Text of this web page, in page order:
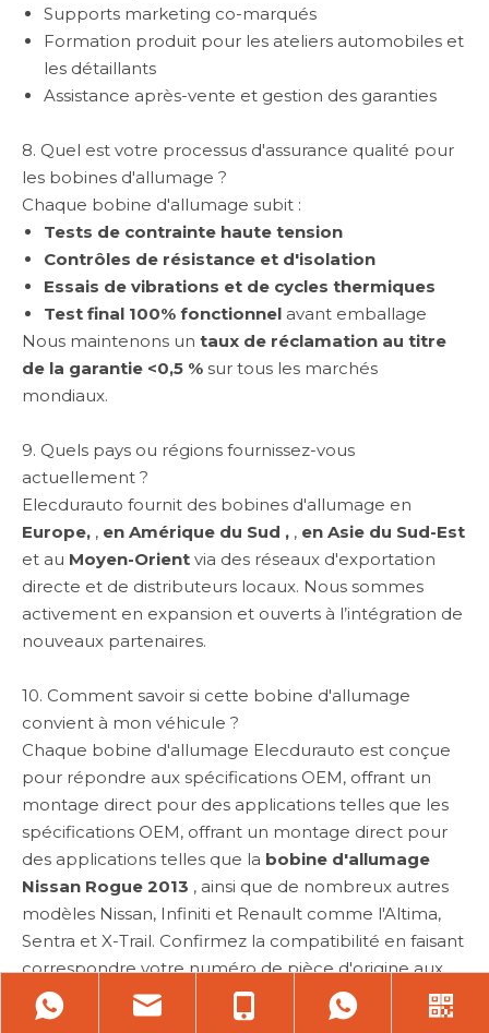
Supports marketing co-marqués
Formation produit pour les ateliers automobiles et
les détaillants
Assistance après-vente et gestion des garanties
8. Quel est votre processus d'assurance qualité pour
les bobines d'allumage ?
Chaque bobine d'allumage subit :
Tests de contrainte haute tension
Contrôles de résistance et d'isolation
Essais de vibrations et de cycles thermiques
Test final 100% fonctionnel avant emballage
Nous maintenons un taux de réclamation au titre
de la garantie <0,5 % sur tous les marchés
mondiaux.
9. Quels pays ou régions fournissez-vous
actuellement ?
Elecdurauto fournit des bobines d'allumage en
Europe, , en Amérique du Sud , , en Asie du Sud-Est
et au Moyen-Orient via des réseaux d'exportation
directe et de distributeurs locaux. Nous sommes
activement en expansion et ouverts à l’intégration de
nouveaux partenaires.
10. Comment savoir si cette bobine d'allumage
convient à mon véhicule ?
Chaque bobine d'allumage Elecdurauto est conçue
pour répondre aux spécifications OEM, offrant un
montage direct pour des applications telles que les
spécifications OEM, offrant un montage direct pour
des applications telles que la bobine d'allumage
Nissan Rogue 2013 , ainsi que de nombreux autres
modèles Nissan, Infiniti et Renault comme l'Altima,
Sentra et X-Trail. Confirmez la compatibilité en faisant
correspondre votre numéro de pièce d'origine aux
numéros OEM tels que
22448-JA00C,22448-
ED000
ou la référence croisée UF549et en vérifiant